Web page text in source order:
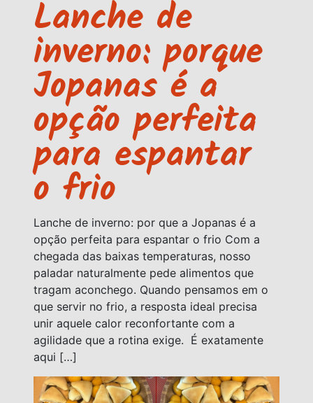
Lanche de
inverno: porque
Jopanas é a
opção perfeita
para espantar
o frio
Lanche de inverno: por que a Jopanas é a
opção perfeita para espantar o frio Com a
chegada das baixas temperaturas, nosso
paladar naturalmente pede alimentos que
tragam aconchego. Quando pensamos em o
que servir no frio, a resposta ideal precisa
unir aquele calor reconfortante com a
agilidade que a rotina exige. É exatamente
aqui […]